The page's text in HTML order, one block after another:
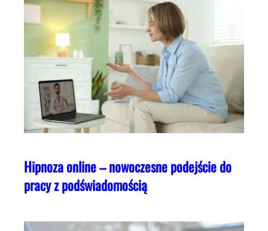
Hipnoza online – nowoczesne podejście do
pracy z podświadomością